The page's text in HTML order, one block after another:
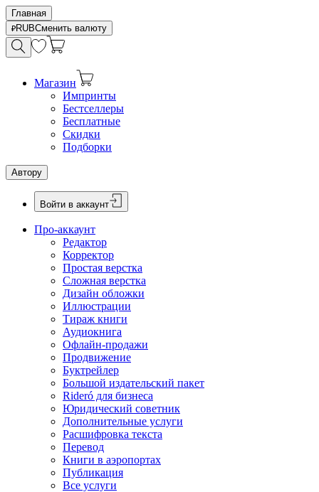
Главная
RUBСменить валюту
Магазин
Импринты
Бестселлеры
Бесплатные
Скидки
Подборки
Автору
Войти в аккаунт
Про-аккаунт
Редактор
Корректор
Простая верстка
Сложная верстка
Дизайн обложки
Иллюстрации
Тираж книги
Аудиокнига
Офлайн-продажи
Продвижение
Буктрейлер
Большой издательский пакет
Rideró для бизнеса
Юридический советник
Дополнительные услуги
Расшифровка текста
Перевод
Книги в аэропортах
Публикация
Все услуги